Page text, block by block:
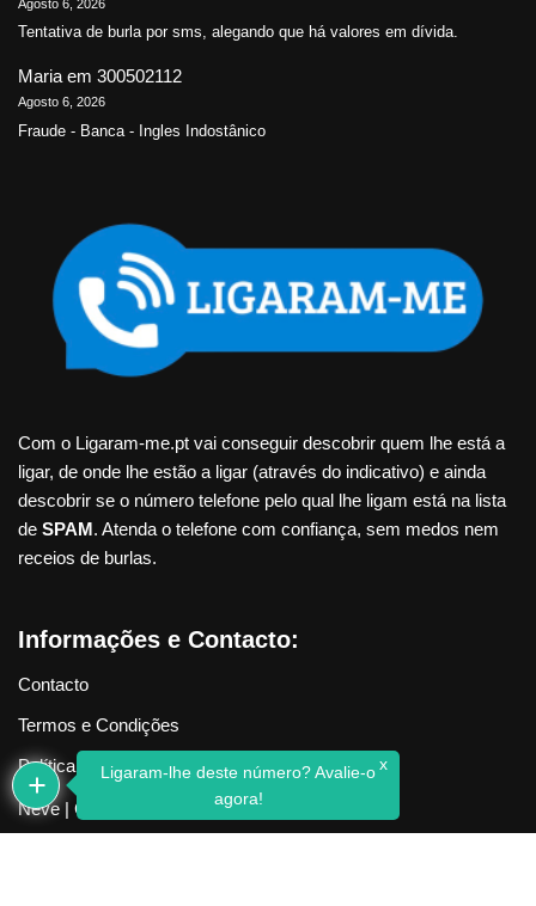
Agosto 6, 2026
Tentativa de burla por sms, alegando que há valores em dívida.
Maria em 300502112
Agosto 6, 2026
Fraude - Banca - Ingles Indostânico
Com o Ligaram-me.pt vai conseguir descobrir quem lhe está a
ligar, de onde lhe estão a ligar (através do indicativo) e ainda
descobrir se o número telefone pelo qual lhe ligam está na lista
de SPAM. Atenda o telefone com confiança, sem medos nem
receios de burlas.
Informações e Contacto:
Contacto
Termos e Condições
Política de Privacidade
Neve| Criado com WordPress
Ligaram-lhe deste número? Avalie-o
agora!
x